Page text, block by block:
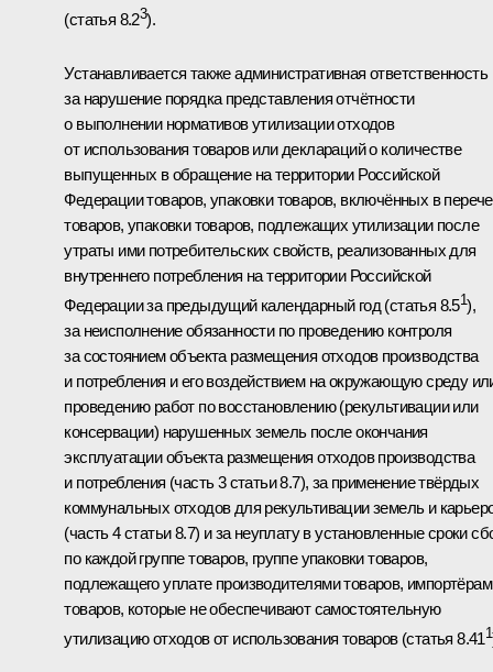
(статья 8.23).
Устанавливается также административная ответственность
за нарушение порядка представления отчётности
о выполнении нормативов утилизации отходов
от использования товаров или деклараций о количестве
выпущенных в обращение на территории Российской
Федерации товаров, упаковки товаров, включённых в
товаров, упаковки товаров, подлежащих утилизации после
утраты ими потребительских свойств, реализованных для
внутреннего потребления на территории Российской
Федерации за предыдущий календарный год (статья 8.51),
за неисполнение обязанности по проведению контроля
за состоянием объекта размещения отходов производства
и потребления и его воздействием на окружающую среду
проведению работ по восстановлению (рекультивации или
консервации) нарушенных земель после окончания
эксплуатации объекта размещения отходов производства
и потребления (часть 3 статьи 8.7), за применение твёрдых
коммунальных отходов для рекультивации земель и
(часть 4 статьи 8.7) и за неуплату в установленные сроки
по каждой группе товаров, группе упаковки товаров,
подлежащего уплате производителями товаров,
товаров, которые не обеспечивают самостоятельную
утилизацию отходов от использования товаров (статья 8.411